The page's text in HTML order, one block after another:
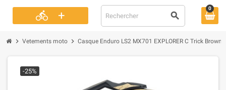
directions_bike + search
0
chevron_right Vetements moto chevron_right Casque Enduro LS2 MX701 EXPLORER C Trick Brown
-25%